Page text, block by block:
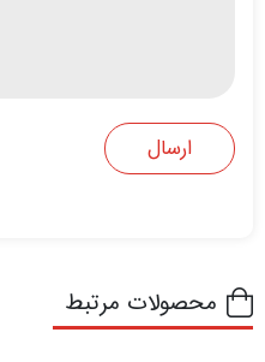
محصولات مرتبط